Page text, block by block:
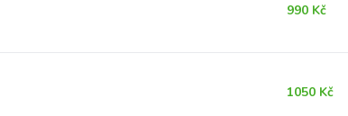
990 Kč
1050 Kč